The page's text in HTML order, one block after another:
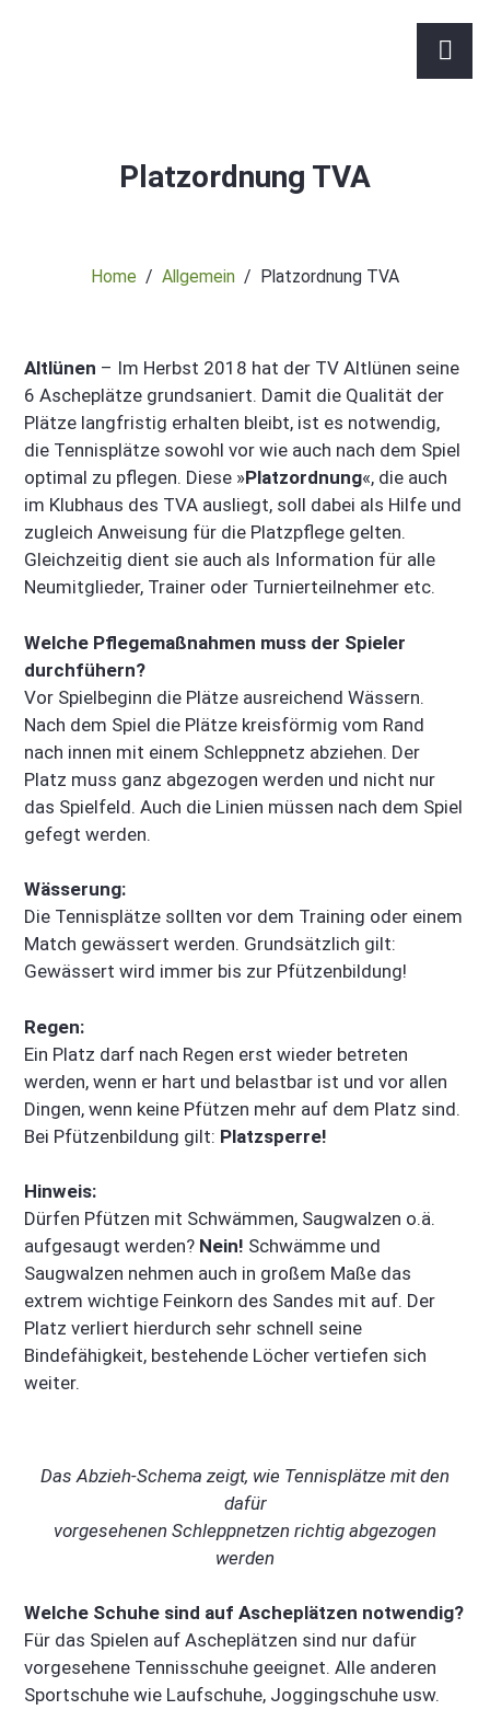
Platzordnung TVA
Home Allgemein Platzordnung TVA
Altlünen – Im Herbst 2018 hat der TV Altlünen seine
6 Ascheplätze grundsaniert. Damit die Qualität der
Plätze langfristig erhalten bleibt, ist es notwendig,
die Tennisplätze sowohl vor wie auch nach dem Spiel
optimal zu pflegen. Diese »Platzordnung«, die auch
im Klubhaus des TVA ausliegt, soll dabei als Hilfe und
zugleich Anweisung für die Platzpflege gelten.
Gleichzeitig dient sie auch als Information für alle
Neumitglieder, Trainer oder Turnierteilnehmer etc.
Welche Pflegemaßnahmen muss der Spieler
durchfühern?
Vor Spielbeginn die Plätze ausreichend Wässern.
Nach dem Spiel die Plätze kreisförmig vom Rand
nach innen mit einem Schleppnetz abziehen. Der
Platz muss ganz abgezogen werden und nicht nur
das Spielfeld. Auch die Linien müssen nach dem Spiel
gefegt werden.
Wässerung:
Die Tennisplätze sollten vor dem Training oder einem
Match gewässert werden. Grundsätzlich gilt:
Gewässert wird immer bis zur Pfützenbildung!
Regen:
Ein Platz darf nach Regen erst wieder betreten
werden, wenn er hart und belastbar ist und vor allen
Dingen, wenn keine Pfützen mehr auf dem Platz sind.
Bei Pfützenbildung gilt: Platzsperre!
Hinweis:
Dürfen Pfützen mit Schwämmen, Saugwalzen o.ä.
aufgesaugt werden? Nein! Schwämme und
Saugwalzen nehmen auch in großem Maße das
extrem wichtige Feinkorn des Sandes mit auf. Der
Platz verliert hierdurch sehr schnell seine
Bindefähigkeit, bestehende Löcher vertiefen sich
weiter.
Das Abzieh-Schema zeigt, wie Tennisplätze mit den
dafür
vorgesehenen Schleppnetzen richtig abgezogen
werden
Welche Schuhe sind auf Ascheplätzen notwendig?
Für das Spielen auf Ascheplätzen sind nur dafür
vorgesehene Tennisschuhe geeignet. Alle anderen
Sportschuhe wie Laufschuhe, Joggingschuhe usw.